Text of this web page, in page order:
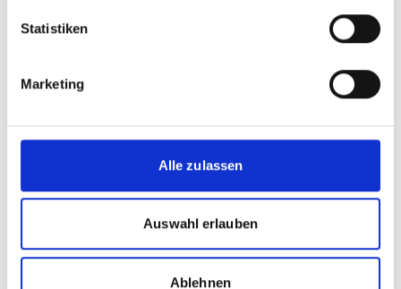
Statistiken
Marketing
Alle zulassen
Auswahl erlauben
Ablehnen
für den Klimawandel vorgestellt wurden. Die
Ergebnisse sollen als Grundlage für
(EBA) dienen.
Letzte Aktualisierung:
08/2026
Weiterführende Links